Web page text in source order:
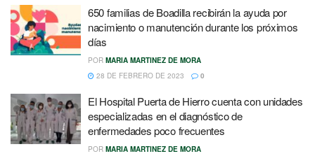
650 familias de Boadilla recibirán la ayuda por
nacimiento o manutención durante los próximos
días
POR MARIA MARTINEZ DE MORA
28 DE FEBRERO DE 2023
0
El Hospital Puerta de Hierro cuenta con unidades
especializadas en el diagnóstico de
enfermedades poco frecuentes
POR MARIA MARTINEZ DE MORA